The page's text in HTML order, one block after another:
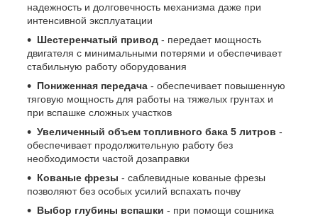
надежность и долговечность механизма даже при
интенсивной эксплуатации
Шестеренчатый привод - передает мощность
двигателя с минимальными потерями и обеспечивает
стабильную работу оборудования
Пониженная передача - обеспечивает повышенную
тяговую мощность для работы на тяжелых грунтах и
при вспашке сложных участков
Увеличенный объем топливного бака 5 литров -
обеспечивает продолжительную работу без
необходимости частой дозаправки
Кованые фрезы - саблевидные кованые фрезы
позволяют без особых усилий вспахать почву
Выбор глубины вспашки - при помощи сошника